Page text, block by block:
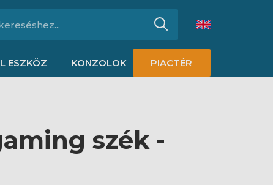
ESZKÖZ KONZOLOK PIACTÉR
szék -